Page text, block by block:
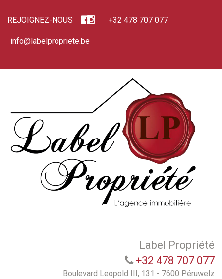
REJOIGNEZ-NOUS +32 478 707 077
info@labelpropriete.be
Label Propriété
+32 478 707 077
Boulevard Leopold III, 131 - 7600 Péruwelz